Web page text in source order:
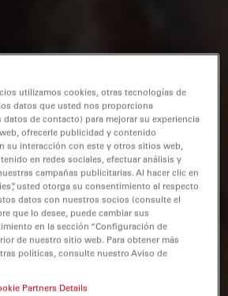
utilizamos cookies, otras tecnologías de
datos que usted nos proporciona
de contacto) para mejorar su experiencia
ofrecerle publicidad y contenido
su interacción con este y otros sitios web,
en redes sociales, efectuar análisis y
campañas publicitarias. Al hacer clic en
usted otorga su consentimiento al respecto
datos con nuestros socios (consulte el
que lo desee, puede cambiar sus
en la sección “Configuración de
de nuestro sitio web. Para obtener más
políticas, consulte nuestro Aviso de
Partners Details